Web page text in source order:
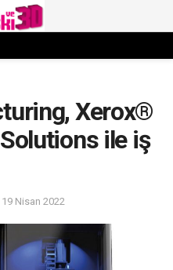
Xerox®
ile iş
19 Nisan 2022